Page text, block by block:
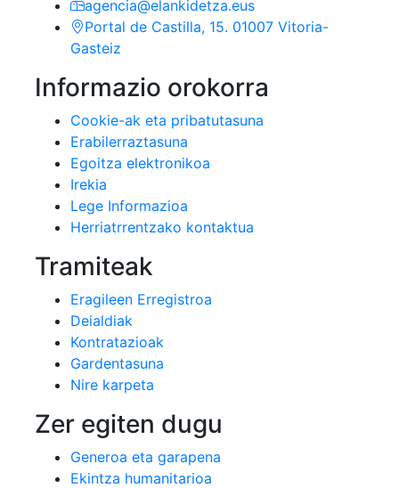
agencia@elankidetza.eus
Portal de Castilla, 15. 01007 Vitoria-
Gasteiz
Informazio orokorra
Cookie-ak eta pribatutasuna
Erabilerraztasuna
Egoitza elektronikoa
Irekia
Lege Informazioa
Herriatrrentzako kontaktua
Tramiteak
Eragileen Erregistroa
Deialdiak
Kontratazioak
Gardentasuna
Nire karpeta
Zer egiten dugu
Generoa eta garapena
Ekintza humanitarioa